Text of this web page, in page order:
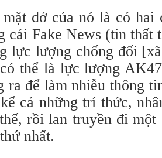
mặt dở của nó là có
cái Fake News (tin thất
lực lượng chống đối
thể là lực lượng
ra để làm nhiễu thông
cả những trí thức,
rồi lan truyền đi
nhất.